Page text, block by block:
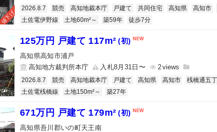
値下げ
2026.8.7 競売 高知地裁本庁 戸建て 共同住宅 高知県 高知市
土佐電伊野線
土地60m²～ 築59年 徒歩7分
125万円 戸建て 117m² (初)
高知県高知市浦戸
高知地方裁判所本庁
入札8月31日〜 2
2026.8.7 競売 高知地裁本庁 戸建て 高知県 高知市 桟橋通五
土佐電桟橋線
土地150m²～ 築27年
671万円 戸建て 179m² (初)
高知県吾川郡いの町天王南